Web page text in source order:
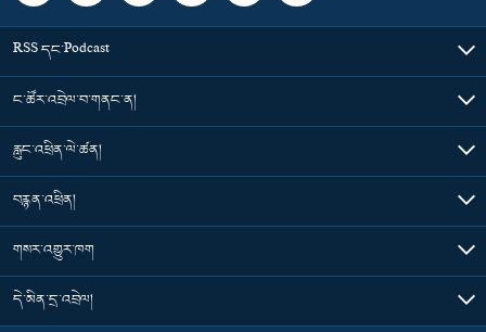
RSS དང་Podcast
ང་ཚོར་འབྲེལ་བ་གནང་ན།
རླུང་འཕྲིན་ལེ་ཚན།
བརྙན་འཕྲིན།
གསར་འགྱུར་ཁག
དེ་མིན་དྲ་འབྲེལ།